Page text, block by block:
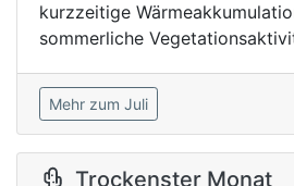
kurzzeitige
sommerliche
Mehr zum Juli
Trockenster Monat